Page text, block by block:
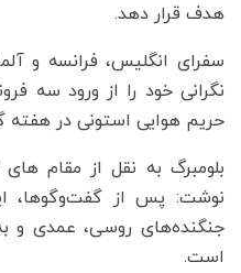
هدف قرار دهد.
سفرای انگلیس، فرانسه و
حریم هوایی استونی در هفته
بلومبرگ به نقل از مقام
نوشت: پس از گفت‌وگوها،
جنگنده‌های روسی، عمدی و
است.